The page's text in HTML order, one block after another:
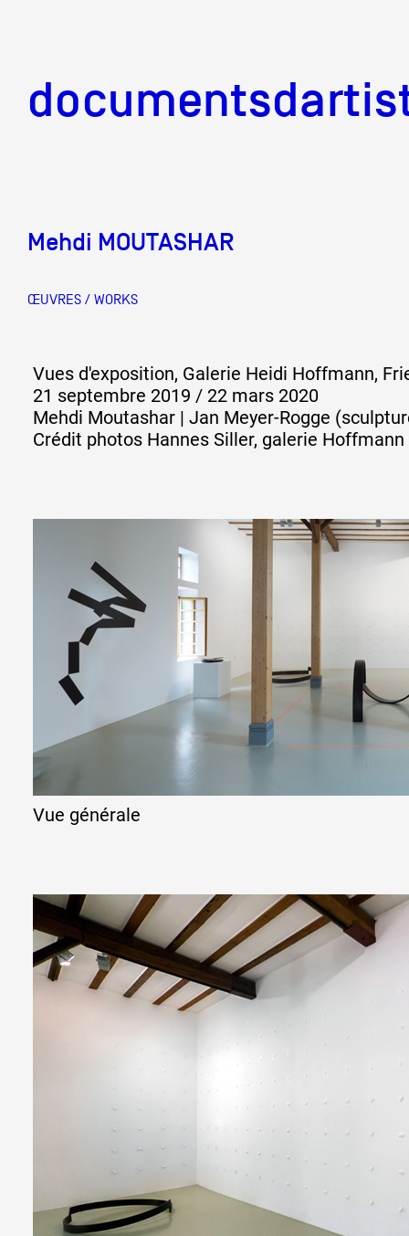
Équipe
Crédits
Actions
Documentation
Visites d'ateliers
Production vidéo
Événements
1% œuvres dans
public
Réseau
Mehdi MOUTASHAR
ŒUVRES / WORKS
Vues d'exposition, Galerie Heidi Hoffmann,
21 septembre 2019 / 22 mars 2020
Mehdi Moutashar | Jan Meyer-Rogge
Crédit photos Hannes Siller, galerie Hoffmann
Vue générale